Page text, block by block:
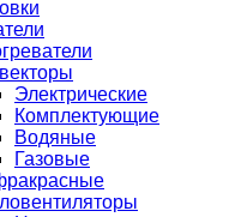
Электрические
Комплектующие
Водяные
Газовые